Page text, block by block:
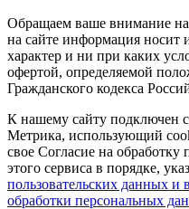
Обращаем ваше внимание на
на сайте информация
характер и ни при каких
офертой, определяемой
Гражданского кодекса
К нашему сайту подключен
Метрика, использующий
свое Согласие на
этого сервиса в порядке,
пользовательских данных
обработки персональных